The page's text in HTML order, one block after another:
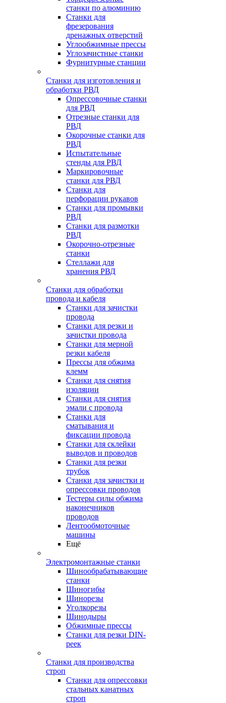
станки по алюминию
Станки для
фрезерования
дренажных отверстий
Углообжимные прессы
Углозачистные станки
Фурнитурные станции
Станки для изготовления и
обработки РВД
Опрессовочные станки
для РВД
Отрезные станки для
РВД
Окорочные станки для
РВД
Испытательные
стенды для РВД
Маркировочные
станки для РВД
Станки для
перфорации рукавов
Станки для промывки
РВД
Станки для размотки
РВД
Окорочно-отрезные
станки
Стеллажи для
хранения РВД
Станки для обработки
провода и кабеля
Станки для зачистки
провода
Станки для резки и
зачистки провода
Станки для мерной
резки кабеля
Прессы для обжима
клемм
Станки для снятия
изоляции
Станки для снятия
эмали с провода
Станки для
сматывания и
фиксации провода
Станки для склейки
выводов и проводов
Станки для резки
трубок
Станки для зачистки и
опрессовки проводов
Тестеры силы обжима
наконечников
проводов
Лентообмоточные
машины
Ещё
Электромонтажные станки
Шинообрабатывающие
станки
Шиногибы
Шинорезы
Уголкорезы
Шинодыры
Обжимные прессы
Станки для резки DIN-
реек
Станки для производства
строп
Станки для опрессовки
стальных канатных
строп